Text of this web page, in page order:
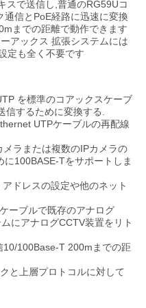
スで送信し,普通のRG59Uコ
通信とPoE経路に迅速に変換
までの距離で動作できます
アックス 拡張システムには
定も全く不要です
を標準のコアックスケーブ
信するために変換する.
UTPケーブルの再配線
ラまたは複数のIPカメラの
100BASE-Tをサポートしま
ドレスの設定や他のネット
ーブルで既存のアナログ
にアナログCCTV装置をリト
100Base-T 200mまでの距
と上層プロトコルに対して